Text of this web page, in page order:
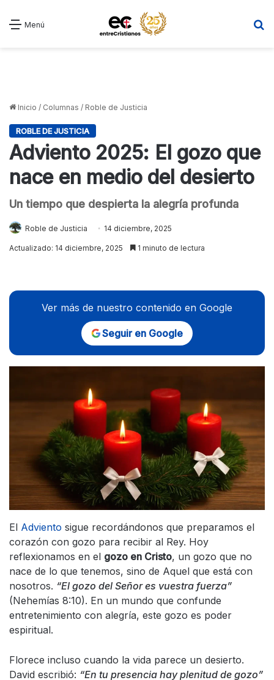
Menú
Inicio / Columnas / Roble de Justicia
ROBLE DE JUSTICIA
Adviento 2025: El gozo que
nace en medio del desierto
Un tiempo que despierta la alegría profunda
Roble de Justicia 14 diciembre, 2025
Actualizado: 14 diciembre, 2025 1 minuto de lectura
Ver más de nuestro contenido en Google
Seguir en Google
El Adviento sigue recordándonos que preparamos el
corazón con gozo para recibir al Rey. Hoy
reflexionamos en el gozo en Cristo, un gozo que no
nace de lo que tenemos, sino de Aquel que está con
nosotros. “El gozo del Señor es vuestra fuerza”
(Nehemías 8:10). En un mundo que confunde
entretenimiento con alegría, este gozo es poder
espiritual.
Florece incluso cuando la vida parece un desierto.
David escribió: “En tu presencia hay plenitud de gozo”